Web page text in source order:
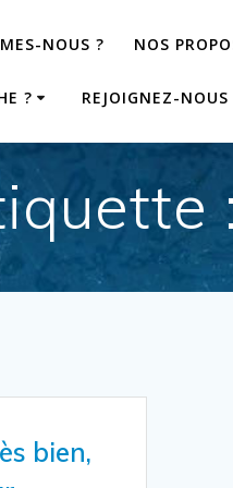
NOUS ? NOS
? REJOIGNEZ-NOUS
bien,